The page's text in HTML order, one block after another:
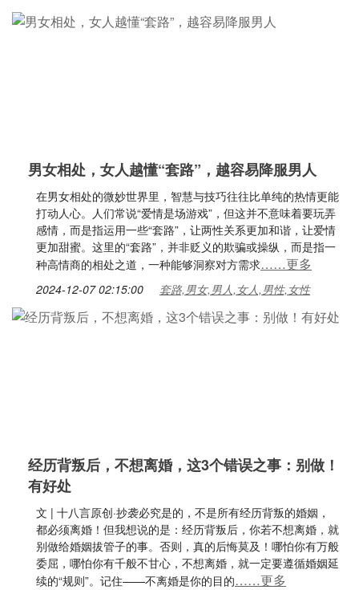
男女相处，女人越懂“套路”，越容易降服男人
在男女相处的微妙世界里，智慧与技巧往往比单纯的热情更能
打动人心。人们常说“爱情是场游戏”，但这并不意味着要玩弄
感情，而是指运用一些“套路”，让两性关系更加和谐，让爱情
更加甜蜜。这里的“套路”，并非贬义的欺骗或操纵，而是指一
种高情商的相处之道，一种能够洞察对方需求……更多
2024-12-07 02:15:00 套路,男女,男人,女人,男性,女性
经历背叛后，不想离婚，这3个错误之事：别做！
有好处
文 | 十八言原创·抄袭必究是的，不是所有经历背叛的婚姻，
都必须离婚！但我想说的是：经历背叛后，你若不想离婚，就
别做给婚姻拔管子的事。否则，真的后悔莫及！哪怕你有万般
委屈，哪怕你有千般不甘心，不想离婚，就一定要遵循婚姻延
续的“规则”。记住——不离婚是你的目的……更多